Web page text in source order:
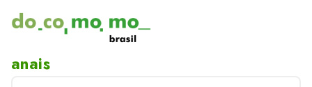
anais